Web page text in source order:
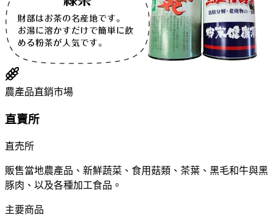
農產品直銷市場
直賣所
直売所
販售當地農產品、新鮮蔬菜、食用菇類、茶葉、黑毛和牛與黑
豚肉、以及各種加工食品。
主要商品